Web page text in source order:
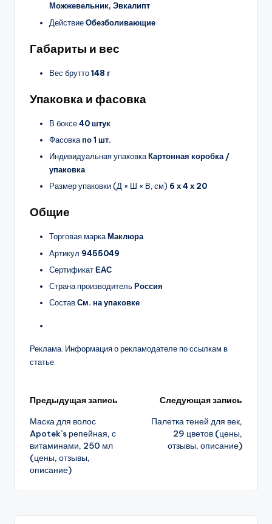
Можжевельник, Эвкалипт
ДействиеОбезболивающие
Габариты и вес
Вес брутто148 г
Упаковка и фасовка
В боксе40 штук
Фасовкапо 1 шт.
Индивидуальная упаковкаКартонная коробка /
упаковка
Размер упаковки (Д × Ш × В, см) 6 х 4 х 20
Общие
Торговая маркаМаклюра
Артикул 9455049
СертификатЕАС
Страна производительРоссия
СоставСм. на упаковке
Реклама. Информация о рекламодателе по ссылкам в
статье.
Навигация
записи
Предыдущая запись
Маска для волос
Apotek`s репейная, с
витаминами, 250 мл
(цены, отзывы,
описание)
Следующая запись
Палетка теней для век,
29 цветов (цены,
отзывы, описание)